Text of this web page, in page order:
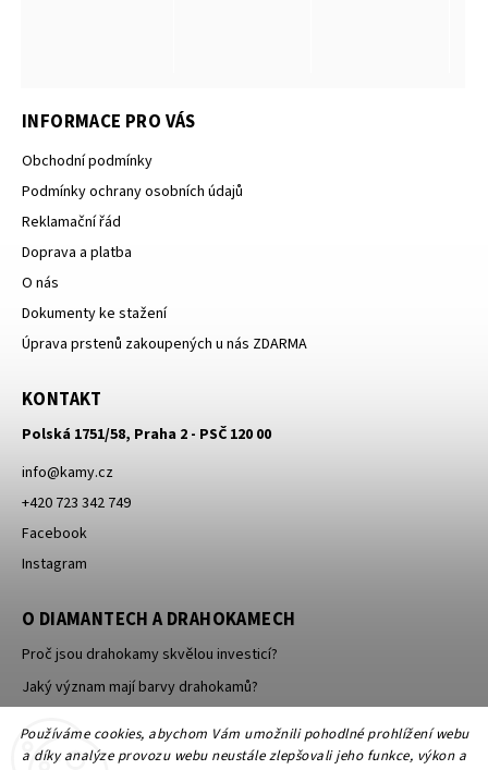
Používáme cookies, abychom Vám umožnili pohodlné prohlížení webu
a díky analýze provozu webu neustále zlepšovali jeho funkce, výkon a
INFORMACE PRO VÁS
Obchodní podmínky
Podmínky ochrany osobních údajů
Reklamační řád
Doprava a platba
O nás
Dokumenty ke stažení
Úprava prstenů zakoupených u nás ZDARMA
KONTAKT
Polská 1751/58, Praha 2 - PSČ 120 00
info@kamy.cz
+420 723 342 749
Facebook
Instagram
O DIAMANTECH A DRAHOKAMECH
Proč jsou drahokamy skvělou investicí?
Jaký význam mají barvy drahokamů?